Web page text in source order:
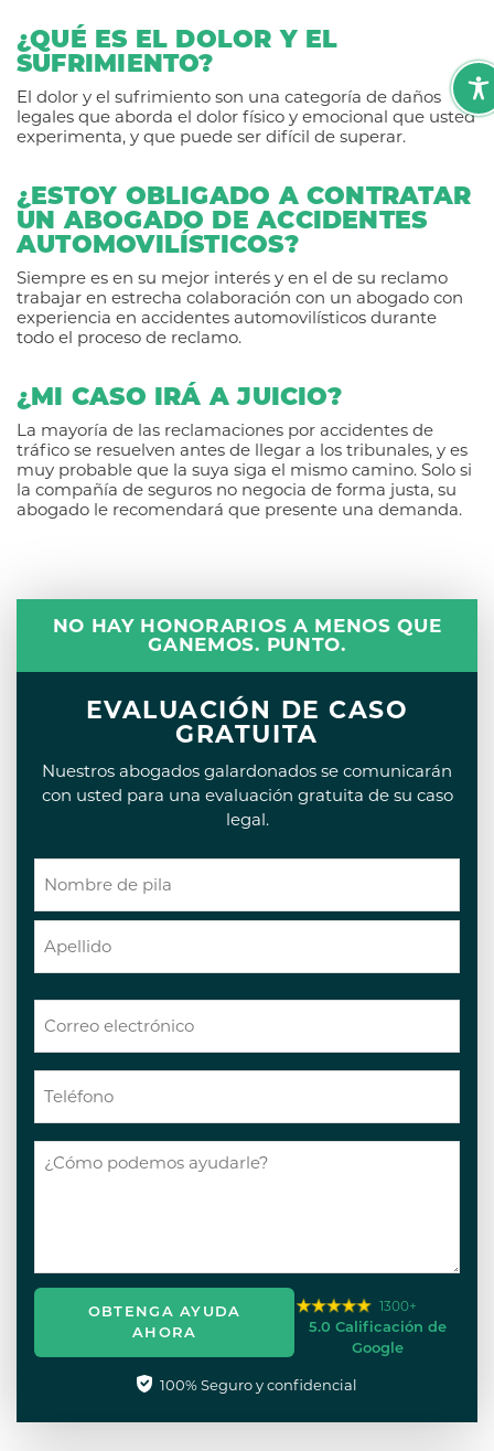
¿QUÉ ES EL DOLOR Y EL
SUFRIMIENTO?
El dolor y el sufrimiento son una categoría de daños
legales que aborda el dolor físico y emocional que usted
experimenta, y que puede ser difícil de superar.
¿ESTOY OBLIGADO A CONTRATAR
UN ABOGADO DE ACCIDENTES
AUTOMOVILÍSTICOS?
Siempre es en su mejor interés y en el de su reclamo
trabajar en estrecha colaboración con un abogado con
experiencia en accidentes automovilísticos durante
todo el proceso de reclamo.
¿MI CASO IRÁ A JUICIO?
La mayoría de las reclamaciones por accidentes de
tráfico se resuelven antes de llegar a los tribunales, y es
muy probable que la suya siga el mismo camino. Solo si
la compañía de seguros no negocia de forma justa, su
abogado le recomendará que presente una demanda.
NO HAY HONORARIOS A MENOS QUE
GANEMOS. PUNTO.
EVALUACIÓN DE CASO
GRATUITA
Nuestros abogados galardonados se comunicarán
con usted para una evaluación gratuita de su caso
legal.
OBTENGA AYUDA
AHORA
1300+
5.0 Calificación de
Google
100% Seguro y confidencial